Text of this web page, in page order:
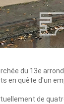
du 13e
en quête d'un
de